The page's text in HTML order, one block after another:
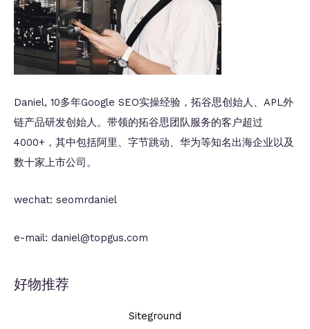
Daniel, 10多年Google SEO实操经验，拓谷思创始人、APL外
链产品研发创始人。带领的拓谷思团队服务的客户超过
4000+，其中包括阿里、字节跳动、华为等知名出海企业以及
数十家上市公司。
wechat: seomrdaniel
e-mail: daniel@topgus.com
好物推荐
Siteground